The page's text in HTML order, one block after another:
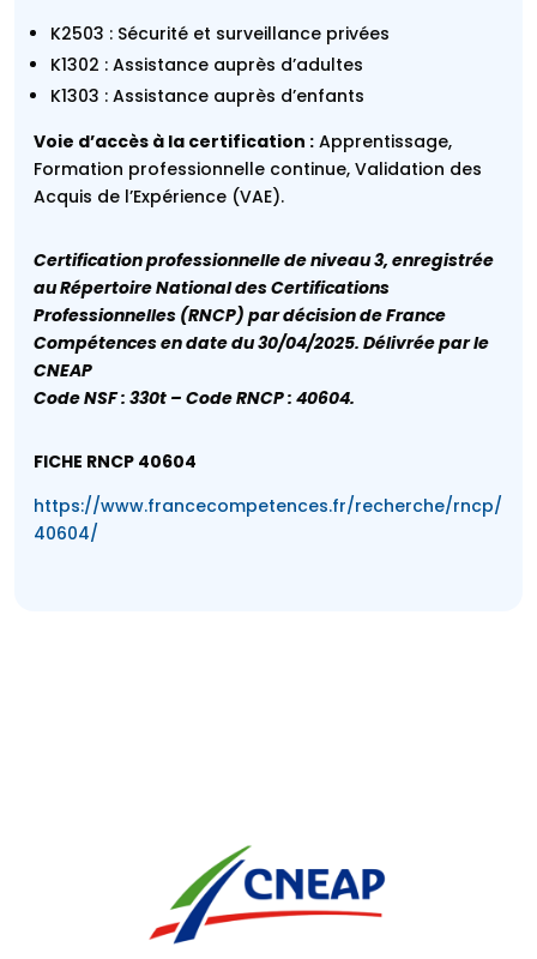
K2503 : Sécurité et surveillance privées
K1302 : Assistance auprès d’adultes
K1303 : Assistance auprès d’enfants
Voie d’accès à la certification : Apprentissage,
Formation professionnelle continue, Validation des
Acquis de l’Expérience (VAE).
Certification professionnelle de niveau 3, enregistrée
au Répertoire National des Certifications
Professionnelles (RNCP) par décision de France
Compétences en date du 30/04/2025. Délivrée par le
CNEAP
Code NSF : 330t – Code RNCP : 40604.
FICHE RNCP 40604
https://www.francecompetences.fr/recherche/rncp/
40604/